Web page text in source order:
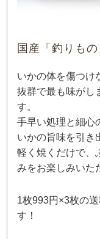
国産「釣りもの
いかの体を傷つけ
抜群で最も味がし
す。
手早い処理と細心
いかの旨味を引き
軽く焼くだけで、
みをお楽しみいた
1枚993円×3枚の
す！